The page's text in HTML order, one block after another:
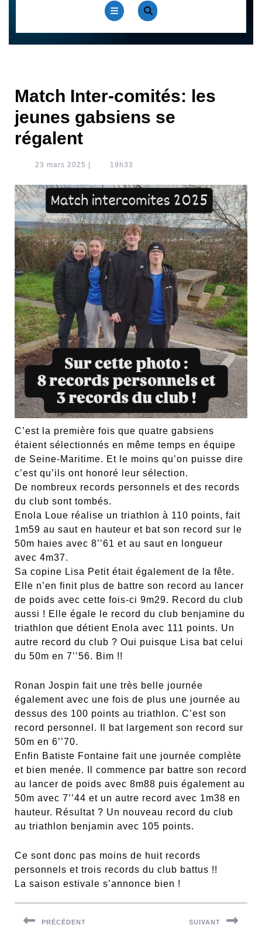
Open
Button
Match Inter-comités: les
jeunes gabsiens se
régalent
23 mars 2025 23
2025
19h33
C’est la première fois que quatre gabsiens
étaient sélectionnés en même temps en équipe
de Seine-Maritime. Et le moins qu’on puisse dire
c’est qu’ils ont honoré leur sélection.
De nombreux records personnels et des records
du club sont tombés.
Enola Loue réalise un triathlon à 110 points, fait
1m59 au saut en hauteur et bat son record sur le
50m haies avec 8’’61 et au saut en longueur
avec 4m37.
Sa copine Lisa Petit était également de la fête.
Elle n’en finit plus de battre son record au lancer
de poids avec cette fois-ci 9m29. Record du club
aussi ! Elle égale le record du club benjamine du
triathlon que détient Enola avec 111 points. Un
autre record du club ? Oui puisque Lisa bat celui
du 50m en 7’’56. Bim !!
Ronan Jospin fait une très belle journée
également avec une fois de plus une journée au
dessus des 100 points au triathlon. C’est son
record personnel. Il bat largement son record sur
50m en 6’’70.
Enfin Batiste Fontaine fait une journée complète
et bien menée. Il commence par battre son record
au lancer de poids avec 8m88 puis également au
50m avec 7’’44 et un autre record avec 1m38 en
hauteur. Résultat ? Un nouveau record du club
au triathlon benjamin avec 105 points.
Ce sont donc pas moins de huit records
personnels et trois records du club battus !!
La saison estivale s’annonce bien !
Navigation
de
PRÉCÉDENT SUIVANT